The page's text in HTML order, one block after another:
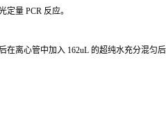
量 PCR 反应。
在离心管中加入 162uL 的超纯水充分混匀